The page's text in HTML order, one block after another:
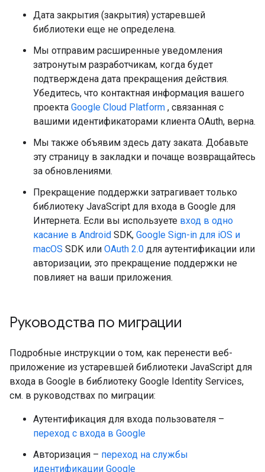
Дата закрытия (закрытия) устаревшей
библиотеки еще не определена.
Мы отправим расширенные уведомления
затронутым разработчикам, когда будет
подтверждена дата прекращения действия.
Убедитесь, что контактная информация вашего
проекта Google Cloud Platform , связанная с
вашими идентификаторами клиента OAuth, верна.
Мы также объявим здесь дату заката. Добавьте
эту страницу в закладки и почаще возвращайтесь
за обновлениями.
Прекращение поддержки затрагивает только
библиотеку JavaScript для входа в Google для
Интернета. Если вы используете вход в одно
касание в Android SDK, Google Sign-in для iOS и
macOS SDK или OAuth 2.0 для аутентификации или
авторизации, это прекращение поддержки не
повлияет на ваши приложения.
Руководства по миграции
Подробные инструкции о том, как перенести веб-
приложение из устаревшей библиотеки JavaScript для
входа в Google в библиотеку Google Identity Services,
см. в руководствах по миграции:
Аутентификация для входа пользователя –
переход с входа в Google
Авторизация – переход на службы
идентификации Google